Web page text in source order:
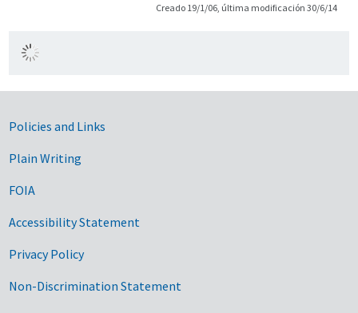
Creado 19/1/06, última modificación 30/6/14
Government Links
Policies and Links
Plain Writing
FOIA
Accessibility Statement
Privacy Policy
Non-Discrimination Statement